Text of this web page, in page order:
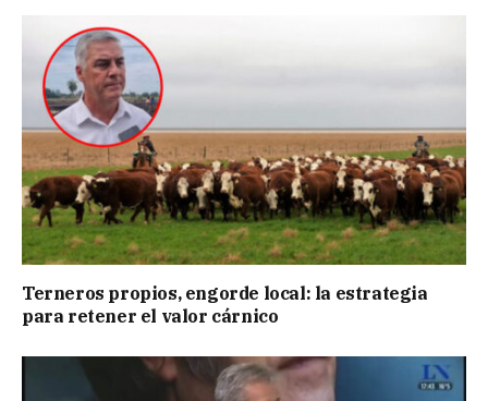
Terneros propios, engorde local: la estrategia
para retener el valor cárnico